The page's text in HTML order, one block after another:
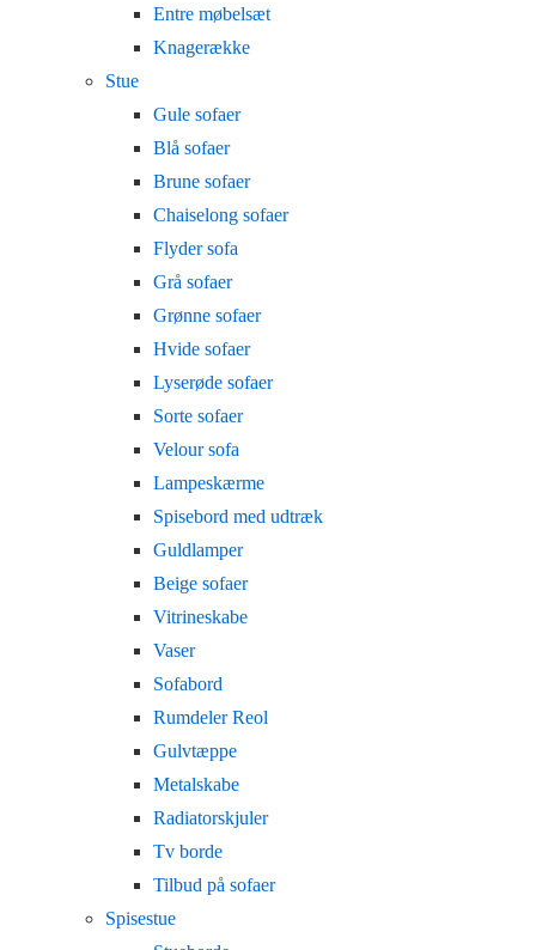
Entre møbelsæt
Knagerække
Stue
Gule sofaer
Blå sofaer
Brune sofaer
Chaiselong sofaer
Flyder sofa
Grå sofaer
Grønne sofaer
Hvide sofaer
Lyserøde sofaer
Sorte sofaer
Velour sofa
Lampeskærme
Spisebord med udtræk
Guldlamper
Beige sofaer
Vitrineskabe
Vaser
Sofabord
Rumdeler Reol
Gulvtæppe
Metalskabe
Radiatorskjuler
Tv borde
Tilbud på sofaer
Spisestue